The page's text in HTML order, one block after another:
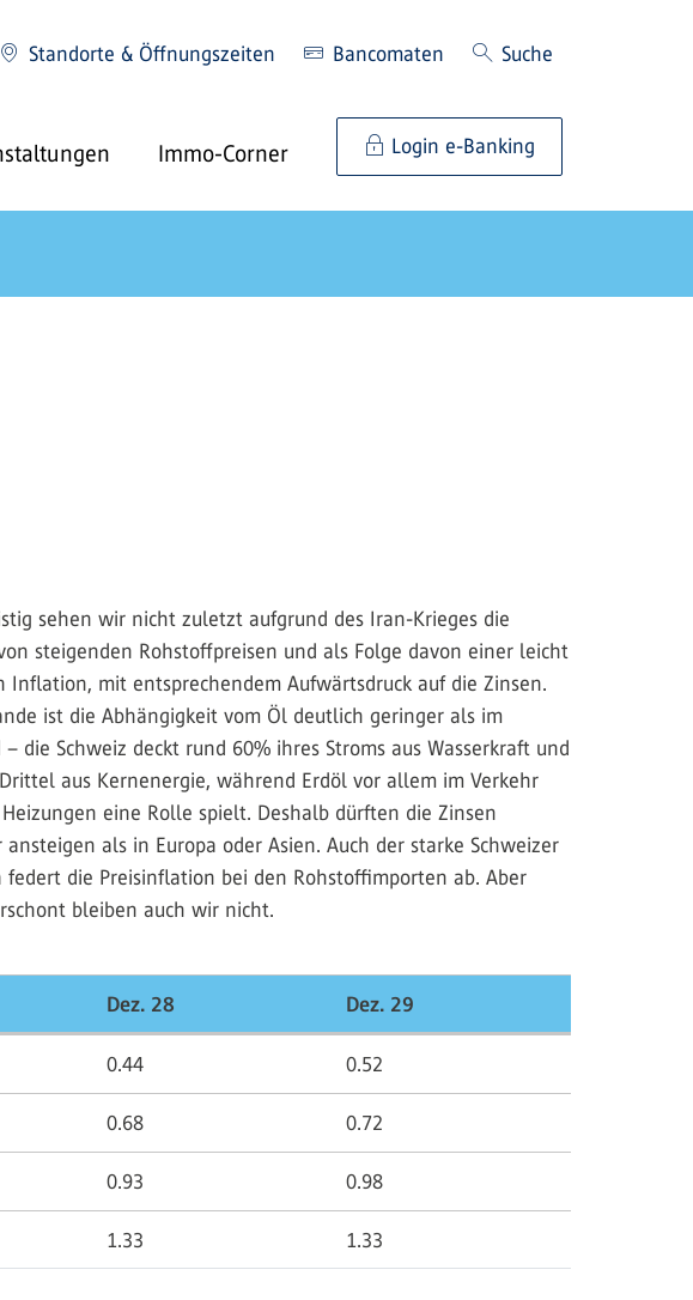
Standorte & Öffnungszeiten Bancomaten Suche
Immo-Corner Login e-Banking
sehen wir nicht zuletzt aufgrund des Iran-Krieges die
steigenden Rohstoffpreisen und als Folge davon einer leicht
Inflation, mit entsprechendem Aufwärtsdruck auf die Zinsen.
ist die Abhängigkeit vom Öl deutlich geringer als im
– die Schweiz deckt rund 60% ihres Stroms aus Wasserkraft und
aus Kernenergie, während Erdöl vor allem im Verkehr
eine Rolle spielt. Deshalb dürften die Zinsen
als in Europa oder Asien. Auch der starke Schweizer
federt die Preisinflation bei den Rohstoffimporten ab. Aber
bleiben auch wir nicht.
Dez. 28 Dez. 29
0.44 0.52
0.68 0.72
0.93 0.98
1.33 1.33